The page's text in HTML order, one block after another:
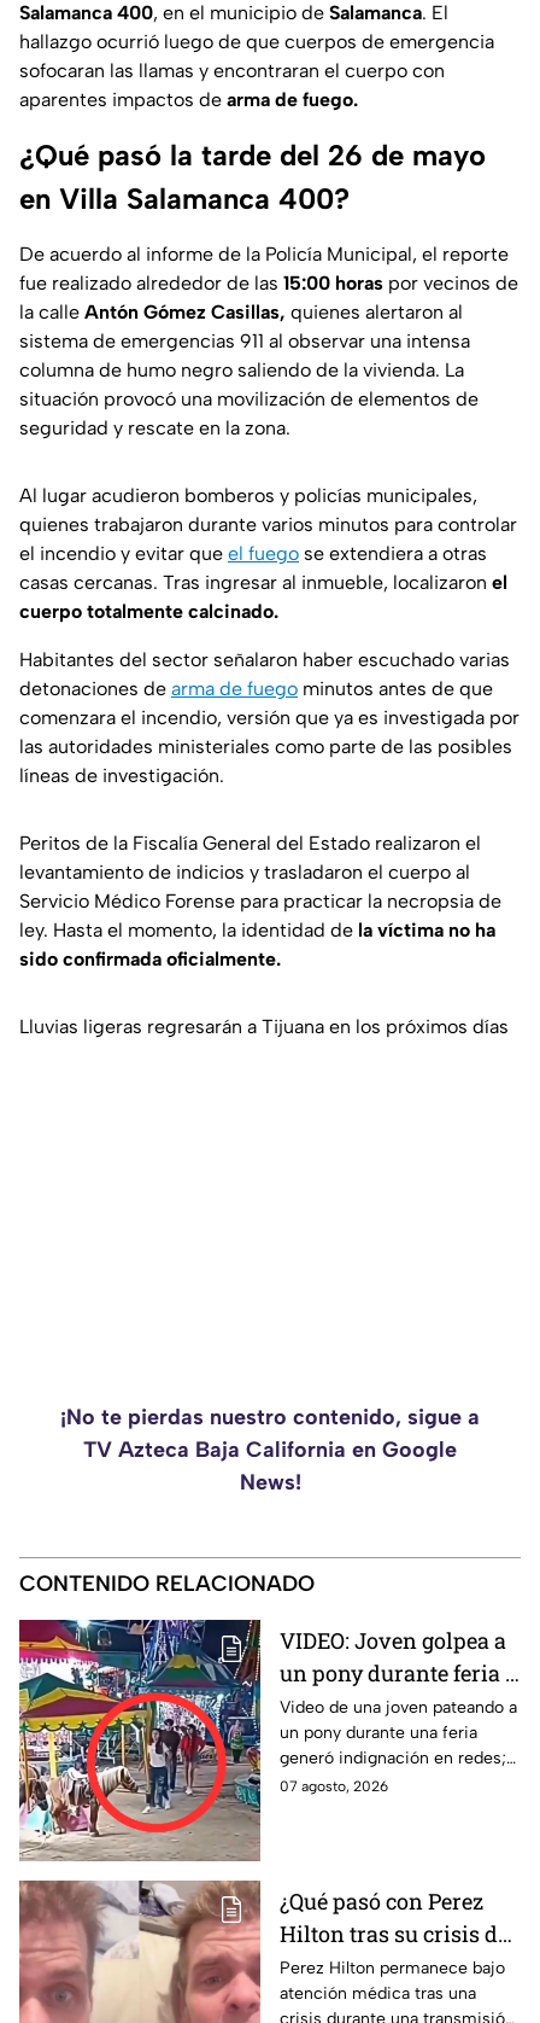
Salamanca 400, en el municipio de Salamanca. El
hallazgo ocurrió luego de que cuerpos de emergencia
sofocaran las llamas y encontraran el cuerpo con
aparentes impactos de arma de fuego.
¿Qué pasó la tarde del 26 de mayo
en Villa Salamanca 400?
De acuerdo al informe de la Policía Municipal, el reporte
fue realizado alrededor de las 15:00 horas por vecinos de
la calle Antón Gómez Casillas, quienes alertaron al
sistema de emergencias 911 al observar una intensa
columna de humo negro saliendo de la vivienda. La
situación provocó una movilización de elementos de
seguridad y rescate en la zona.
Al lugar acudieron bomberos y policías municipales,
quienes trabajaron durante varios minutos para controlar
el incendio y evitar que el fuego se extendiera a otras
casas cercanas. Tras ingresar al inmueble, localizaron el
cuerpo totalmente calcinado.
Habitantes del sector señalaron haber escuchado varias
detonaciones de arma de fuego minutos antes de que
comenzara el incendio, versión que ya es investigada por
las autoridades ministeriales como parte de las posibles
líneas de investigación.
Peritos de la Fiscalía General del Estado realizaron el
levantamiento de indicios y trasladaron el cuerpo al
Servicio Médico Forense para practicar la necropsia de
ley. Hasta el momento, la identidad de la víctima no ha
sido confirmada oficialmente.
Lluvias ligeras regresarán a Tijuana en los próximos días
¡No te pierdas nuestro contenido, sigue a
TV Azteca Baja California en Google
News!
CONTENIDO RELACIONADO
VIDEO: Joven golpea a
un pony durante feria y
se ríe; usuarios exigen
castigo por maltrato
animal
Video de una joven pateando a
un pony durante una feria
generó indignación en redes;
usuarios piden investigar el
07 agosto, 2026
¿Qué pasó con Perez
Hilton tras su crisis de
salud en vivo? Su
familia revela nuevos
Perez Hilton permanece bajo
atención médica tras una